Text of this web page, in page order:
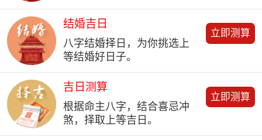
结婚吉日
八字结婚择日，为你挑选上
等结婚好日子。
立即测算
吉日测算
根据命主八字，结合喜忌冲
煞，择取上等吉日。
立即测算